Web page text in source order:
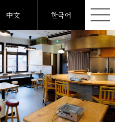
中文 한국어